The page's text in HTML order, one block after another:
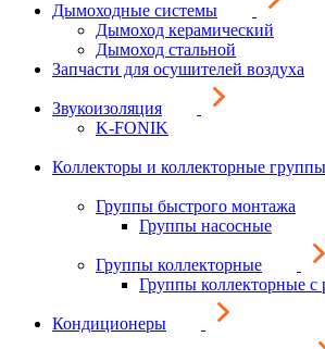
Дымоходные системы
Дымоход керамический
Дымоход стальной
Запчасти для осушителей воздуха
Звукоизоляция
K-FONIK
Коллекторы и коллекторные группы
Группы быстрого монтажа
Группы насосные
Группы коллекторные
Группы коллекторные с
Кондиционеры